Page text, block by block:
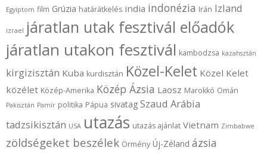
Egyiptom film Grúzia határátkelés india indonézia Irán Izland
izrael járatlan utak fesztivál előadók
járatlan utakon fesztivál kambodzsa kazahsztán
kirgizisztán Kuba kurdisztán Közel-Kelet Közel Kelet
közélet Közép-Amerika Közép Ázsia Laosz Marokkó Omán
Pakisztán Pamír politika Pápua sivatag Szaud Arábia
tadzsikisztán USA utazás utazás ajánlat Vietnam Zimbabwe
zöldségeket beszélek Örmény Új-Zéland ázsia